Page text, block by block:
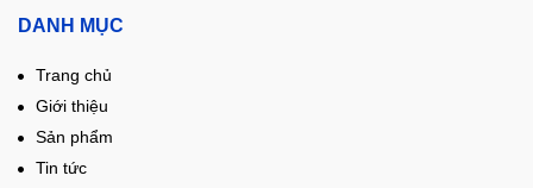
DANH MỤC
Trang chủ
Giới thiệu
Sản phẩm
Tin tức